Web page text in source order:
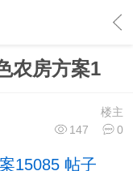
农房方案1
楼主
147
0